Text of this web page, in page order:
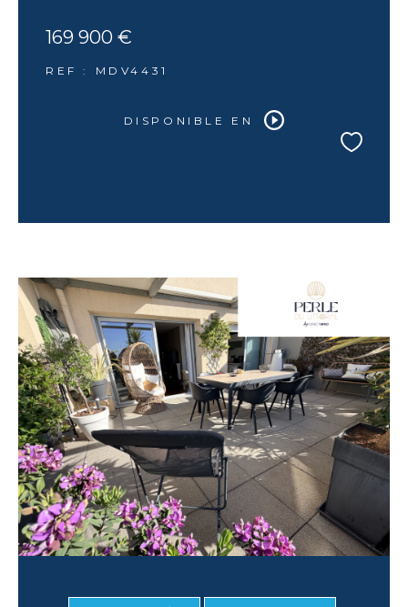
169 900 €
REF : MDV4431
DISPONIBLE EN